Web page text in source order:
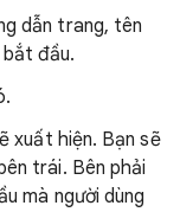
dẫn trang, tên
bắt đầu.
xuất hiện. Bạn sẽ
trái. Bên phải
mà người dùng